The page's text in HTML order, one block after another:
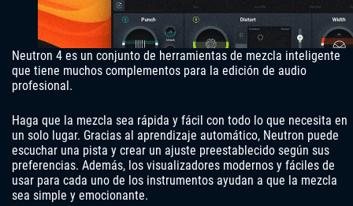
Neutron 4 es un conjunto de herramientas de mezcla inteligente
que tiene muchos complementos para la edición de audio
profesional.
Haga que la mezcla sea rápida y fácil con todo lo que necesita en
un solo lugar. Gracias al aprendizaje automático, Neutron puede
escuchar una pista y crear un ajuste preestablecido según sus
preferencias. Además, los visualizadores modernos y fáciles de
usar para cada uno de los instrumentos ayudan a que la mezcla
sea simple y emocionante.